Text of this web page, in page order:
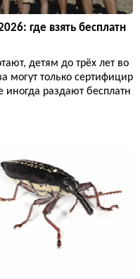
где взять бесплатн
детям до трёх лет во
могут только сертифицир
иногда раздают бесплатн